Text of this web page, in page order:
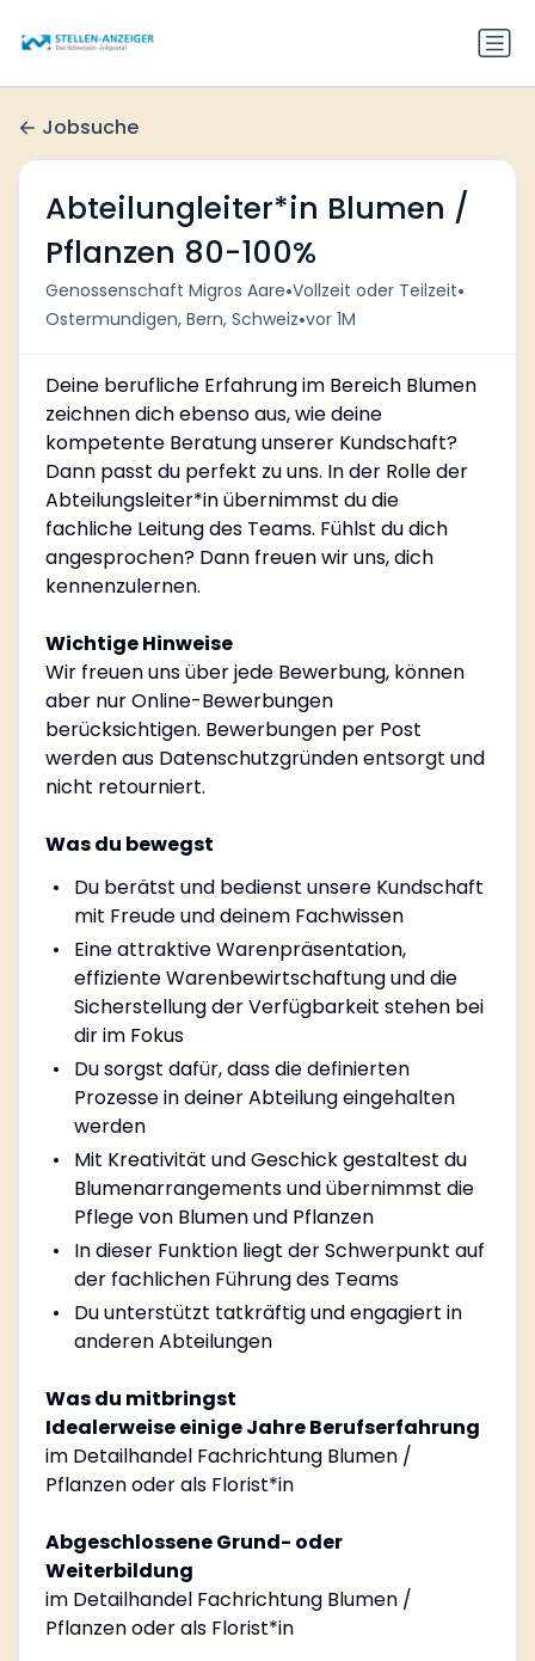
Jobsuche
Abteilungleiter*in Blumen /
Pflanzen 80-100%
Genossenschaft Migros Aare•Vollzeit oder Teilzeit•
Ostermundigen, Bern, Schweiz•vor 1M
Deine berufliche Erfahrung im Bereich Blumen
zeichnen dich ebenso aus, wie deine
kompetente Beratung unserer Kundschaft?
Dann passt du perfekt zu uns. In der Rolle der
Abteilungsleiter*in übernimmst du die
fachliche Leitung des Teams. Fühlst du dich
angesprochen? Dann freuen wir uns, dich
kennenzulernen.
Wichtige Hinweise
Wir freuen uns über jede Bewerbung, können
aber nur Online-Bewerbungen
berücksichtigen. Bewerbungen per Post
werden aus Datenschutzgründen entsorgt und
nicht retourniert.
Was du bewegst
Du berätst und bedienst unsere Kundschaft
mit Freude und deinem Fachwissen
Eine attraktive Warenpräsentation,
effiziente Warenbewirtschaftung und die
Sicherstellung der Verfügbarkeit stehen bei
dir im Fokus
Du sorgst dafür, dass die definierten
Prozesse in deiner Abteilung eingehalten
werden
Mit Kreativität und Geschick gestaltest du
Blumenarrangements und übernimmst die
Pflege von Blumen und Pflanzen
In dieser Funktion liegt der Schwerpunkt auf
der fachlichen Führung des Teams
Du unterstützt tatkräftig und engagiert in
anderen Abteilungen
Was du mitbringst
Idealerweise einige Jahre Berufserfahrung
im Detailhandel Fachrichtung Blumen /
Pflanzen oder als Florist*in
Abgeschlossene Grund- oder
Weiterbildung
im Detailhandel Fachrichtung Blumen /
Pflanzen oder als Florist*in